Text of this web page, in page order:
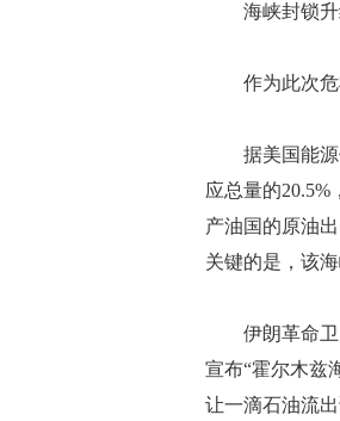
海峡封锁升
作为此次危机
据美国能源信
应总量的
产油国的原油
关键的是，该
伊朗革命卫队
宣布“霍尔木兹
让一滴石油流